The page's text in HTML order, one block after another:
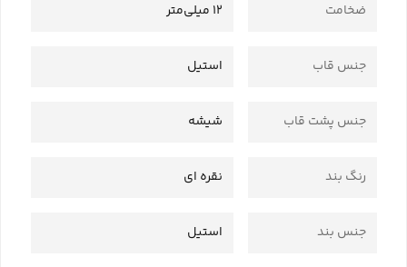
ضخامت 12 میلی‌متر
جنس قاب استیل
جنس پشت قاب شیشه
رنگ بند نقره ای
جنس بند استیل